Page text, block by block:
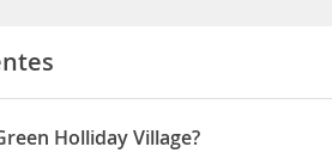
Holliday Village?